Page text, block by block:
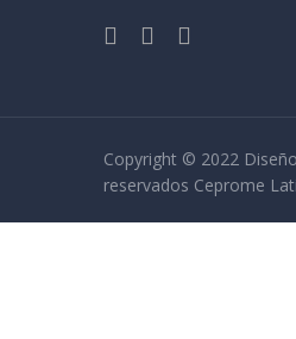
Copyright © 2022
reservados Ceprome